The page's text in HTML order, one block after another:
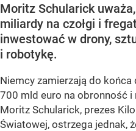
Moritz Schularick
miliardy na czołgi i
inwestować w drony,
i robotykę.
Niemcy zamierzają do końca
700 mld euro na obronność i
Moritz Schularick, prezes
Światowej, ostrzega jednak,